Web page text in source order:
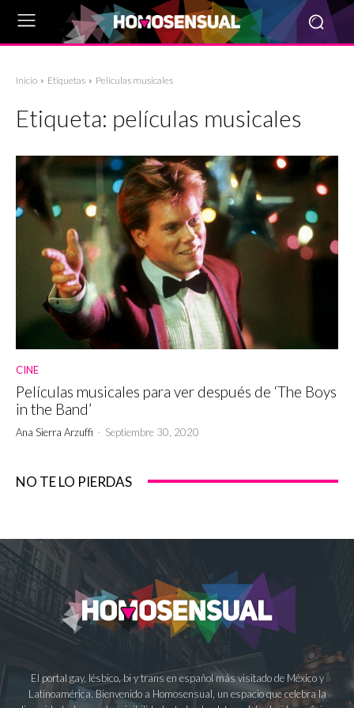
Inicio Etiquetas Películas musicales
Etiqueta: películas musicales
CINE
Películas musicales para ver después de ‘The Boys
in the Band’
Ana Sierra Arzuffi - Septiembre 30, 2020
NO TE LO PIERDAS
El portal gay, lésbico, bi y trans en español más visitado de México y
Latinoamérica. Bienvenido a Homosensual, un espacio que celebra la